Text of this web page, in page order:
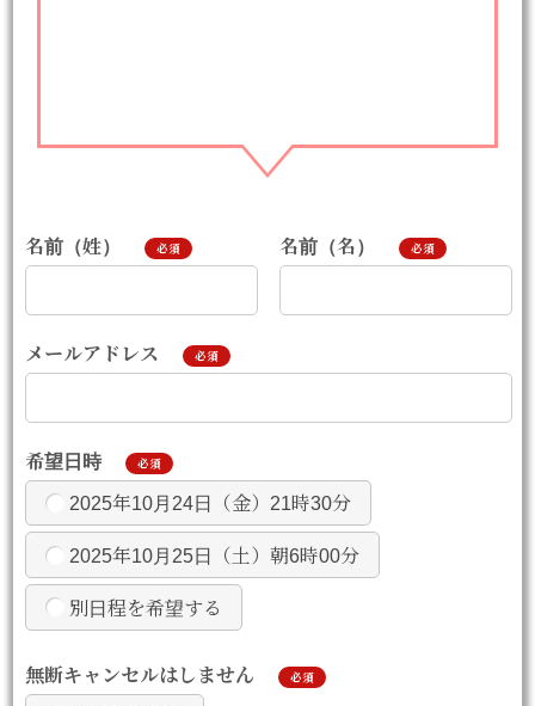
名前（姓） 必須 名前（名） 必須
メールアドレス 必須
希望日時 必須
2025年10月24日（金）21時30分
2025年10月25日（土）朝6時00分
別日程を希望する
無断キャンセルはしません 必須